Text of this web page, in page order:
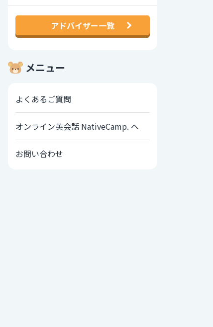
アドバイザー一覧
メニュー
よくあるご質問
オンライン英会話 NativeCamp. へ
お問い合わせ